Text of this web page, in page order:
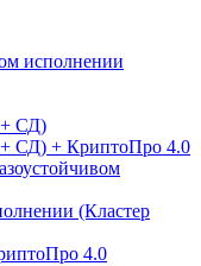
исполнении
СД)
СД) + КриптоПро 4.0
(Кластер
4.0